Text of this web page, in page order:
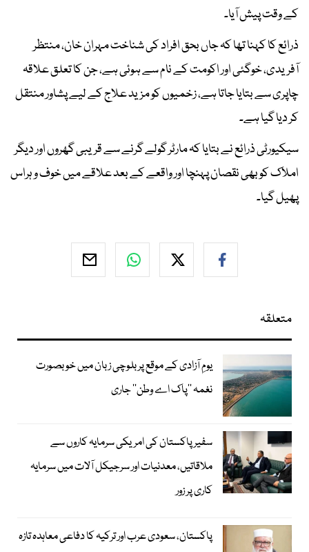
کے وقت پیش آیا۔
ذرائع کا کہنا تھا کہ جاں بحق افراد کی شناخت مہران خان، منتظر
آفریدی، خوگئی اور اکومت کے نام سے ہوئی ہے، جن کا تعلق علاقہ
چاپری سے بتایا جاتا ہے، زخمیوں کو مزید علاج کے لیے پشاور منتقل
کر دیا گیا ہے۔
سیکیورٹی ذرائع نے بتایا کہ مارٹر گولے گرنے سے قریبی گھروں اور دیگر
املاک کو بھی نقصان پہنچا اور واقعے کے بعد علاقے میں خوف و ہراس
پھیل گیا۔
متعلقہ
یومِ آزادی کے موقع پر بلوچی زبان میں خوبصورت
نغمہ ’’پاک اے وطن‘‘ جاری
سفیر پاکستان کی امریکی سرمایہ کاروں سے
ملاقاتیں، معدنیات اور سرجیکل آلات میں سرمایہ
کاری پر زور
پاکستان، سعودی عرب اور ترکیہ کا دفاعی معاہدہ تازہ